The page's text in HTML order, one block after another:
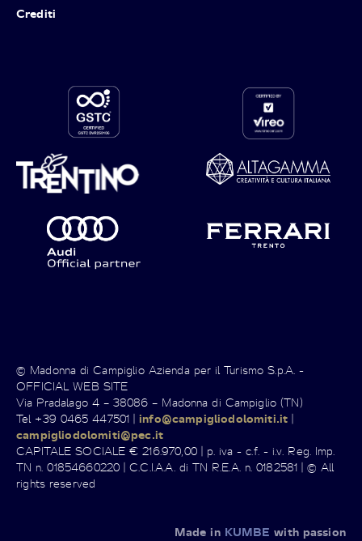
Crediti
© Madonna di Campiglio Azienda per il Turismo S.p.A. -
OFFICIAL WEB SITE
Via Pradalago 4 – 38086 – Madonna di Campiglio (TN)
Tel +39 0465 447501 |info@campigliodolomiti.it |
campigliodolomiti@pec.it
CAPITALE SOCIALE € 216.970,00 | p. iva - c.f. - i.v. Reg. Imp.
TN n. 01854660220 | C.C.I.A.A. di TN R.E.A. n. 0182581 | © All
rights reserved
Made in KUMBE with passion